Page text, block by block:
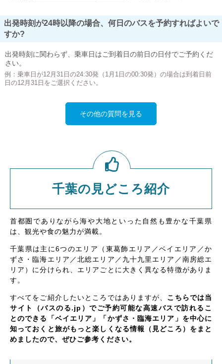
出発時刻が24時以降の場合、何日のバスを予約すればよいで
すか?
出発時刻に関わらず、乗車日はご到着日の前日の日付でご予約くだ
さい。
例：乗車日が12月31日の24:30発（1月1日の00:30発）の場合は到着日前
日の12月31日をご選択ください。
その他の質問を見る
千葉の見どころ紹介
首都圏でありながら海や大地といった自然も豊かな千葉県
は、観光や食の魅力が満載。
千葉県は主に6つのエリア（東葛飾エリア／ベイエリア／か
ずさ・臨海エリア／北総エリア／九十九里エリア／南房総エ
リア）に分けられ、エリアごとに大きく異なる特徴がありま
す。
すべてをご紹介したいところではありますが、 こちらでは当
サイト（バスのる.jp）でご予約可能な高速バスで訪れるこ
とのできる「ベイエリア」「かずさ・臨海エリア」を中心に
知っておくと旅がもっと楽しくなる情報（見どころ）をまと
めましたので、ぜひご参考ください。